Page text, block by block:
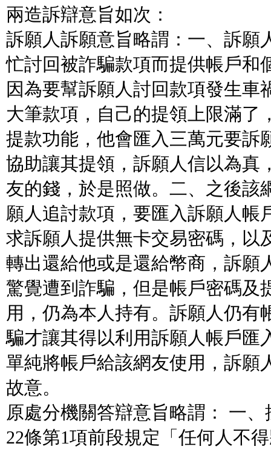
兩造訴辯意旨如次：
訴願人訴願意旨略謂：一、訴願
忙討回被詐騙款項而提供帳戶和
因為要幫訴願人討回款項發生車
大筆款項，自己的提領上限滿了
提款功能，他會匯入三萬元要訴
協助讓其提領，訴願人信以為真
友的錢，於是照做。二、之後該
願人追討款項，要匯入訴願人帳
求訴願人提供無卡交易密碼，以
轉出還給他或是還給幣商，訴願
驚覺遭到詐騙，但是帳戶密碼及
用，仍為本人持有。訴願人仍有
騙才讓其得以利用訴願人帳戶匯
單純將帳戶給該網友使用，訴願
故意。
原處分機關答辯意旨略謂： 一
22條第1項前段規定「任何人不